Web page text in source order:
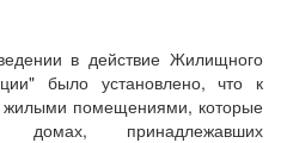
в действие Жилищного
было установлено, что к
помещениями, которые
принадлежавших